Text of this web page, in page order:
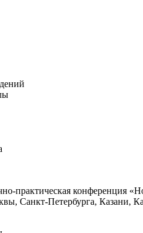
практическая конференция
Санкт-Петербурга, Казани,